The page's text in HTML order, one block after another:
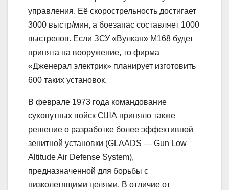
управления. Её скорострельность достигает
3000 выстр/мин, а боезапас составляет 1000
выстрелов. Если ЗСУ «Вулкан» М168 будет
принята на вооружение, то фирма
«Дженерал электрик» планирует изготовить
600 таких установок.
В феврале 1973 года командование
сухопутных войск США приняло также
решение о разработке более эффективной
зенитной установки (GLAADS — Gun Low
Altitude Air Defense System),
предназначенной для борьбы с
низколетящими целями. В отличие от